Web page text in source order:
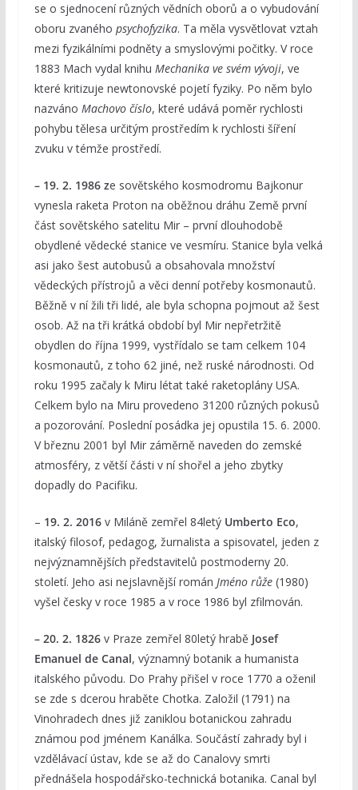
se o sjednocení různých vědních oborů a o vybudování
oboru zvaného psychofyzika. Ta měla vysvětlovat vztah
mezi fyzikálními podněty a smyslovými počitky. V roce
1883 Mach vydal knihu Mechanika ve svém vývoji, ve
které kritizuje newtonovské pojetí fyziky. Po něm bylo
nazváno Machovo číslo, které udává poměr rychlosti
pohybu tělesa určitým prostředím k rychlosti šíření
zvuku v témže prostředí.
– 19. 2. 1986 ze sovětského kosmodromu Bajkonur
vynesla raketa Proton na oběžnou dráhu Země první
část sovětského satelitu Mir – první dlouhodobě
obydlené vědecké stanice ve vesmíru. Stanice byla velká
asi jako šest autobusů a obsahovala množství
vědeckých přístrojů a věci denní potřeby kosmonautů.
Běžně v ní žili tři lidé, ale byla schopna pojmout až šest
osob. Až na tři krátká období byl Mir nepřetržitě
obydlen do října 1999, vystřídalo se tam celkem 104
kosmonautů, z toho 62 jiné, než ruské národnosti. Od
roku 1995 začaly k Miru létat také raketoplány USA.
Celkem bylo na Miru provedeno 31200 různých pokusů
a pozorování. Poslední posádka jej opustila 15. 6. 2000.
V březnu 2001 byl Mir záměrně naveden do zemské
atmosféry, z větší části v ní shořel a jeho zbytky
dopadly do Pacifiku.
– 19. 2. 2016v Miláně zemřel 84letý Umberto Eco,
italský filosof, pedagog, žurnalista a spisovatel, jeden z
nejvýznamnějších představitelů postmoderny 20.
století. Jeho asi nejslavnější román Jméno růže (1980)
vyšel česky v roce 1985 a v roce 1986 byl zfilmován.
– 20. 2. 1826v Praze zemřel 80letý hrabě Josef
Emanuel de Canal, významný botanik a humanista
italského původu. Do Prahy přišel v roce 1770 a oženil
se zde s dcerou hraběte Chotka. Založil (1791) na
Vinohradech dnes již zaniklou botanickou zahradu
známou pod jménem Kanálka. Součástí zahrady byl i
vzdělávací ústav, kde se až do Canalovy smrti
přednášela hospodářsko-technická botanika. Canal byl